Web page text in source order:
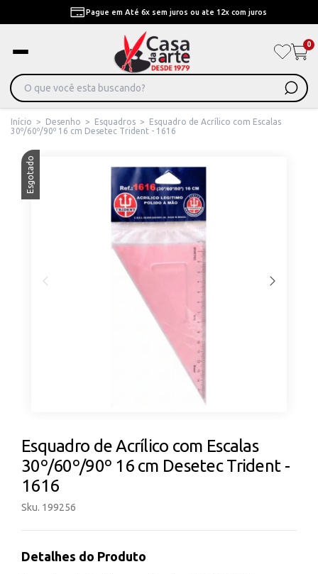
Pague em Até 6x sem juros ou ate 12x com juros
0
Início > Desenho > Esquadros >
Esquadro de Acrílico com Escalas
30º/60º/90º 16 cm Desetec Trident - 1616
Esgotado
Esquadro de Acrílico com Escalas
30º/60º/90º 16 cm Desetec Trident -
1616
Sku. 199256
Detalhes do Produto